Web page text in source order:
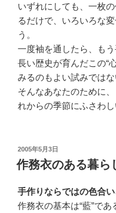
いずれにしても、一枚
るだけで、いろいろな
う。
一度袖を通したら、も
長い歴史が育んだこの“
みるのもよい試みではな
そんなあなたのために
れからの季節にふさわ
投
稿
日:
2005年5月3日
作務衣のある暮ら
手作りならではの色合い
作務衣の基本は“藍”であ